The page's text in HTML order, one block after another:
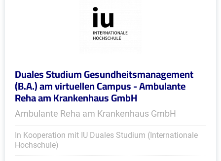
Duales Studium Gesundheitsmanagement
(B.A.) am virtuellen Campus - Ambulante
Reha am Krankenhaus GmbH
Ambulante Reha am Krankenhaus GmbH
In Kooperation mit IU Duales Studium (Internationale
Hochschule)